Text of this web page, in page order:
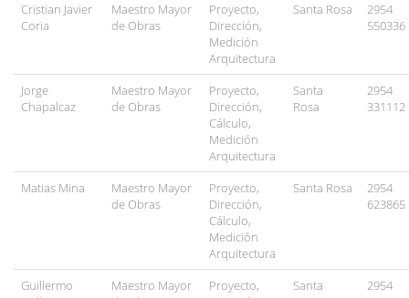
Cristian Javier
Coria
Maestro Mayor
de Obras
Proyecto,
Dirección,
Medición
Arquitectura
Santa Rosa
2954
550336
Jorge
Chapalcaz
Maestro Mayor
de Obras
Proyecto,
Dirección,
Cálculo,
Medición
Arquitectura
Santa
Rosa
2954
331112
Matias Mina
Maestro Mayor
de Obras
Proyecto,
Dirección,
Cálculo,
Medición
Arquitectura
Santa Rosa
2954
623865
Guillermo
Maestro Mayor
Proyecto,
Santa
2954